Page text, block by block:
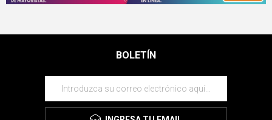
BOLETÍN